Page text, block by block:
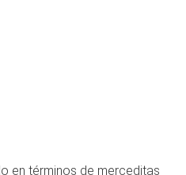
en términos de merceditas